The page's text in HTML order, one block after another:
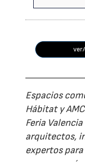
Espacios
Hábitat y
Feria
arquitectos,
expertos